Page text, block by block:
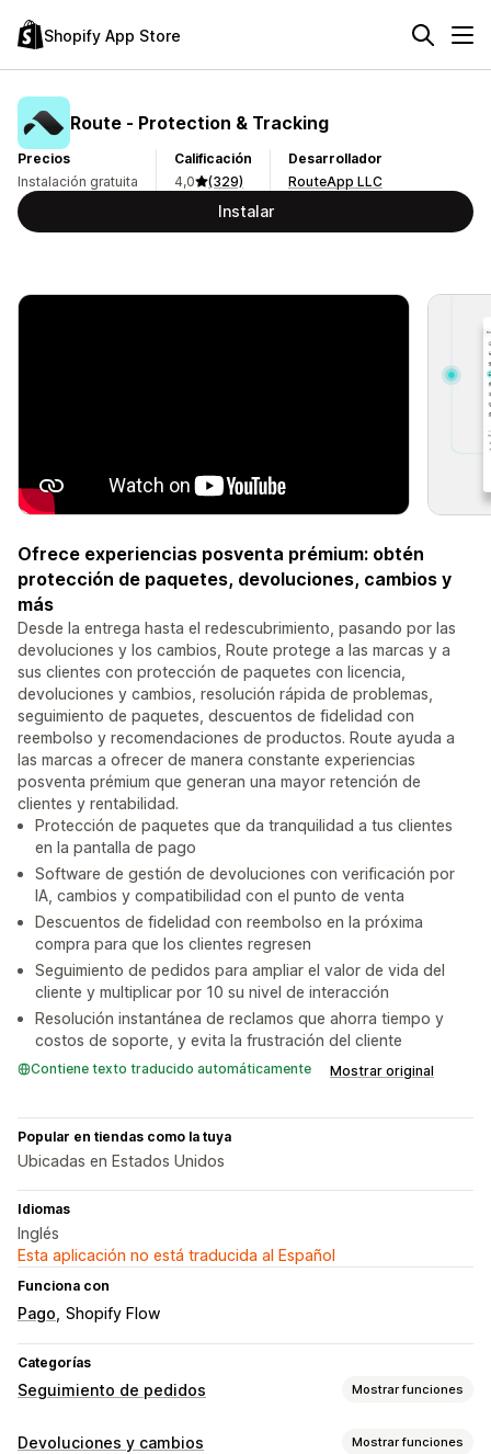
Shopify App Store
Route ‑ Protection & Tracking
Precios
Instalación gratuita
Calificación
4,0
(329)
Desarrollador
RouteApp LLC
Instalar
Ofrece experiencias posventa prémium: obtén
protección de paquetes, devoluciones, cambios y
más
Desde la entrega hasta el redescubrimiento, pasando por las
devoluciones y los cambios, Route protege a las marcas y a
sus clientes con protección de paquetes con licencia,
devoluciones y cambios, resolución rápida de problemas,
seguimiento de paquetes, descuentos de fidelidad con
reembolso y recomendaciones de productos. Route ayuda a
las marcas a ofrecer de manera constante experiencias
posventa prémium que generan una mayor retención de
clientes y rentabilidad.
Protección de paquetes que da tranquilidad a tus clientes
en la pantalla de pago
Software de gestión de devoluciones con verificación por
IA, cambios y compatibilidad con el punto de venta
Descuentos de fidelidad con reembolso en la próxima
compra para que los clientes regresen
Seguimiento de pedidos para ampliar el valor de vida del
cliente y multiplicar por 10 su nivel de interacción
Resolución instantánea de reclamos que ahorra tiempo y
costos de soporte, y evita la frustración del cliente
Contiene texto traducido automáticamente Mostrar original
Popular en tiendas como la tuya
Ubicadas en Estados Unidos
Idiomas
Inglés
Esta aplicación no está traducida al Español
Funciona con
Pago Shopify Flow
Categorías
Seguimiento de pedidos Mostrar funciones
Seguimiento
Devoluciones y cambios Mostrar funciones